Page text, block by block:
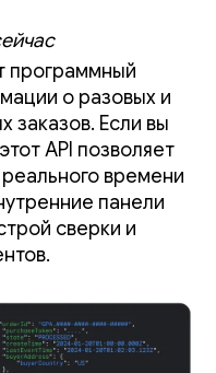
программный
о разовых и
заказов. Если вы
API позволяет
времени
панели
сверки и